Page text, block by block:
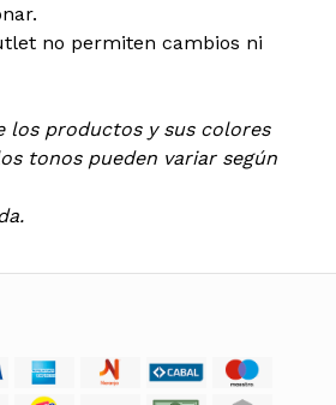
no permiten cambios ni
los productos y sus colores
tonos pueden variar según